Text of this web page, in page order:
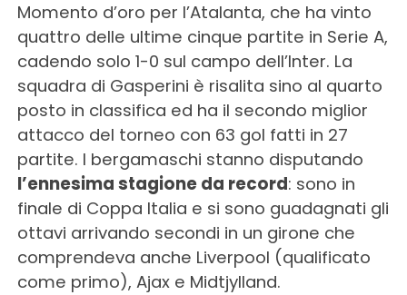
Momento d’oro per l’Atalanta, che ha vinto
quattro delle ultime cinque partite in Serie A,
cadendo solo 1-0 sul campo dell’Inter. La
squadra di Gasperini è risalita sino al quarto
posto in classifica ed ha il secondo miglior
attacco del torneo con 63 gol fatti in 27
partite. I bergamaschi stanno disputando
l’ennesima stagione da record: sono in
finale di Coppa Italia e si sono guadagnati gli
ottavi arrivando secondi in un girone che
comprendeva anche Liverpool (qualificato
come primo), Ajax e Midtjylland.